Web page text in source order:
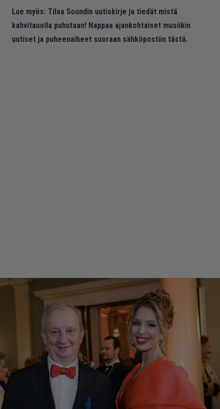
Lue myös: Tilaa Soundin uutiskirje ja tiedät mistä
kahvitauolla puhutaan! Nappaa ajankohtaiset musiikin
uutiset ja puheenaiheet suoraan sähköpostiin tästä.